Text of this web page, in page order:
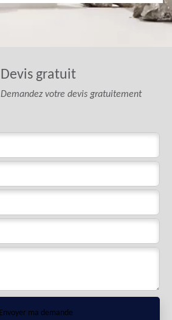
Devis gratuit
Demandez votre devis gratuitement